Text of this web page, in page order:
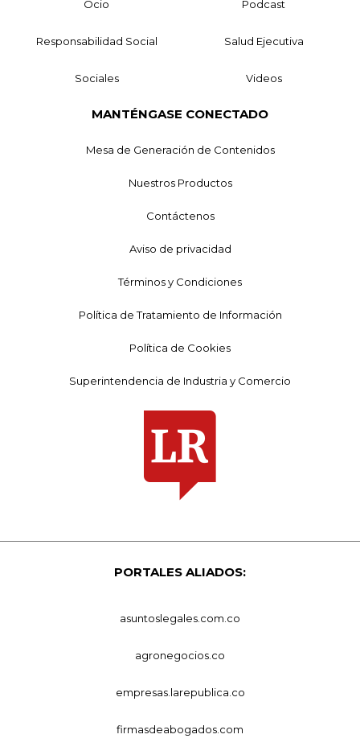
Ocio Podcast
Responsabilidad Social Salud Ejecutiva
Sociales Videos
MANTÉNGASE CONECTADO
Mesa de Generación de Contenidos
Nuestros Productos
Contáctenos
Aviso de privacidad
Términos y Condiciones
Política de Tratamiento de Información
Política de Cookies
Superintendencia de Industria y Comercio
PORTALES ALIADOS:
asuntoslegales.com.co
agronegocios.co
empresas.larepublica.co
firmasdeabogados.com